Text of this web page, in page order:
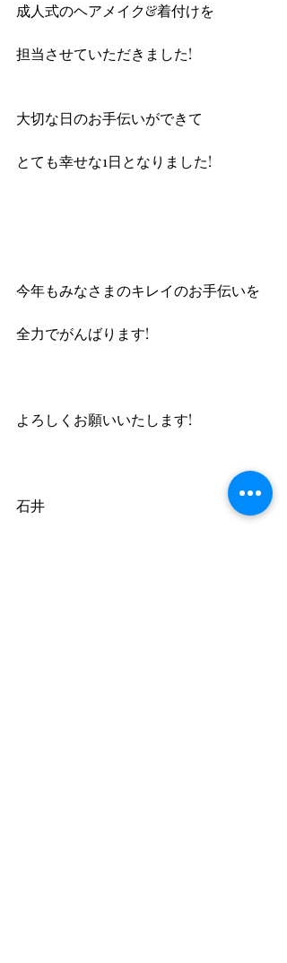
成人式のヘアメイク&着付けを
担当させていただきました!
大切な日のお手伝いができて
とても幸せな1日となりました!
今年もみなさまのキレイのお手伝いを
全力でがんばります!
よろしくお願いいたします!
石井